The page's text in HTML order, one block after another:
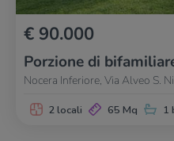
€ 90.000
Porzione di
Nocera Inferiore, Via Alveo S.
2 locali 65 Mq 1